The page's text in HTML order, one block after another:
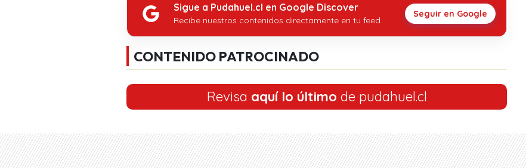
Sigue a Pudahuel.cl en Google Discover
Recibe nuestros contenidos directamente en tu feed.
Seguir en Google
CONTENIDO PATROCINADO
Revisa aquí lo último de pudahuel.cl